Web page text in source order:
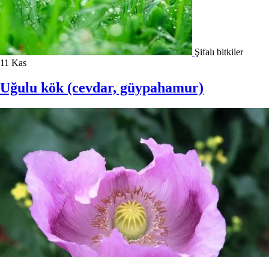
Şifalı bitkiler
11 Kas
Uğulu kök (cevdar, güypahamur)